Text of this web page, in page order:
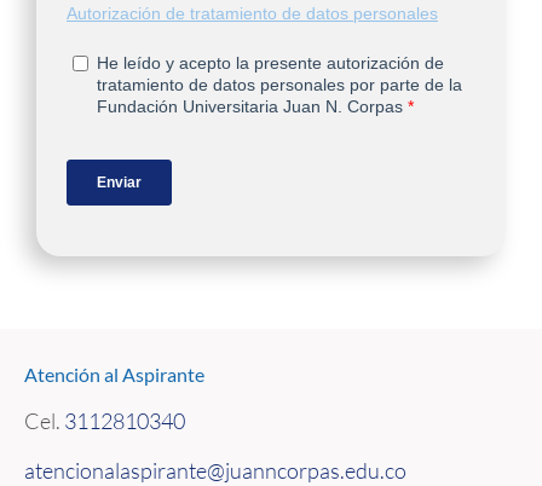
Atención al Aspirante
Cel. 3112810340
atencionalaspirante@juanncorpas.edu.co